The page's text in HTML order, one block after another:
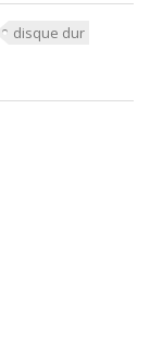
disque dur